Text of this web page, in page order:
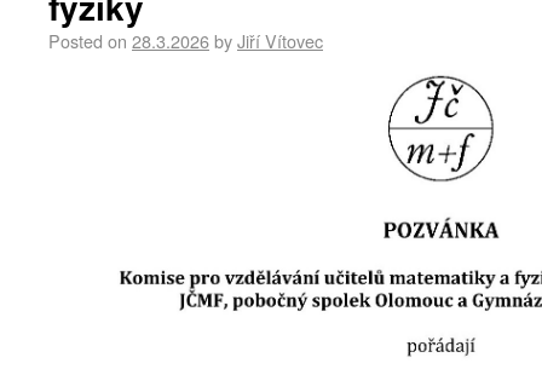
Posted on 28.3.2026byJiří Vítovec